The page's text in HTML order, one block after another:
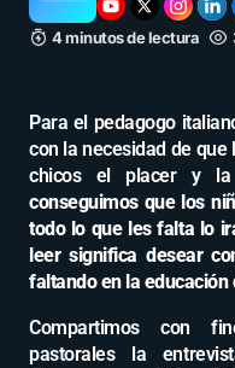
4 minutos de lectura
Para el pedagogo
con la necesidad de
chicos el placer y
conseguimos que los
todo lo que les falta lo
leer significa desear
faltando en la educación
Compartimos con
pastorales la